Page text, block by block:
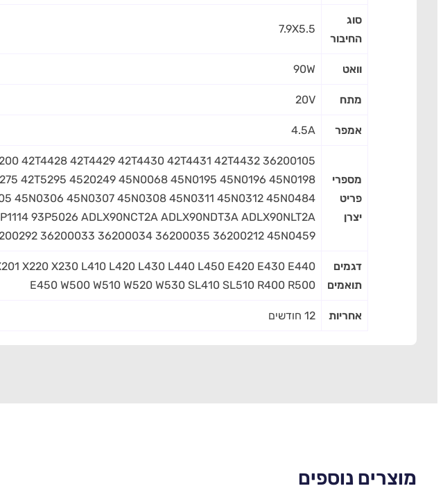
סוג
החיבור
7.9X5.5
וואט 90W
מתח 20V
אמפר 4.5A
מספרי
פריט
יצרן
42T4428 42T4429 42T4430 42T4431 42T4432
42T5295 4520249 45N0068 45N0195 45N0196 45N0198
45N0306 45N0307 45N0308 45N0311 45N0312 45N0484
93P5026 ADLX90NCT2A ADLX90NDT3A ADLX90NLT2A
36200033 36200034 36200035 36200212 45N0459
דגמים
תואמים
X220 X230 L410 L420 L430 L440 L450 E420 E430 E440
E450 W500 W510 W520 W530 SL410 SL510 R400 R500
אחריות 12 חודשים
מוצרים נוספים